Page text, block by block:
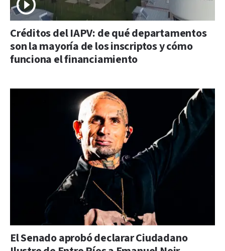
Créditos del IAPV: de qué departamentos
son la mayoría de los inscriptos y cómo
funciona el financiamiento
El Senado aprobó declarar Ciudadano